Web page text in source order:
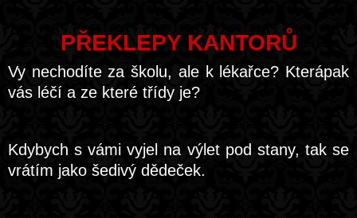
PŘEKLEPY KANTORŮ
Vy nechodíte za školu, ale k lékařce? Kterápak
vás léčí a ze které třídy je?
Kdybych s vámi vyjel na výlet pod stany, tak se
vrátím jako šedivý dědeček.